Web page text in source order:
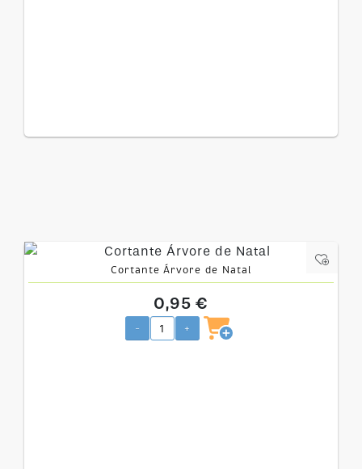
Cortante Árvore de Natal
0,95 €
- +